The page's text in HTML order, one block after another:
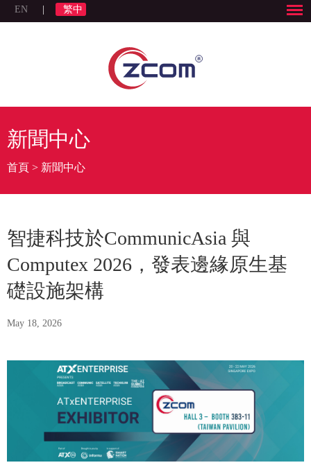
EN 繁中
新聞中心
首頁 > 新聞中心
智捷科技於CommunicAsia 與
Computex 2026，發表邊緣原生基
礎設施架構
May 18, 2026